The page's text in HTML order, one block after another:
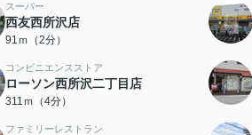
スーパー
西友西所沢店
91ｍ（2分）
コンビニエンスストア
ローソン西所沢二丁目店
311ｍ（4分）
ファミリーレストラン